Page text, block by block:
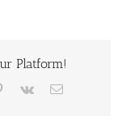
Platform!
Pinterest
Vk Email